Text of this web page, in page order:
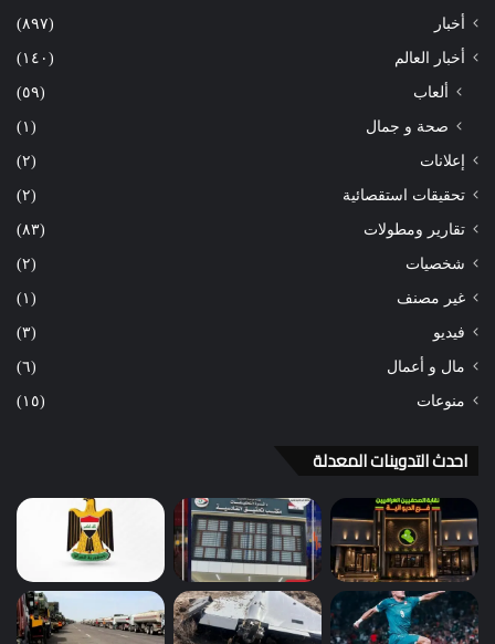
أخبار (٨٩٧)
أخبار العالم (١٤٠)
ألعاب
(٥٩)
صحة و جمال
(١)
إعلانات (٢)
تحقيقات استقصائية (٢)
تقارير ومطولات (٨٣)
شخصيات (٢)
غير مصنف (١)
فيديو (٣)
مال و أعمال (٦)
منوعات (١٥)
احدث التدوينات المعدلة